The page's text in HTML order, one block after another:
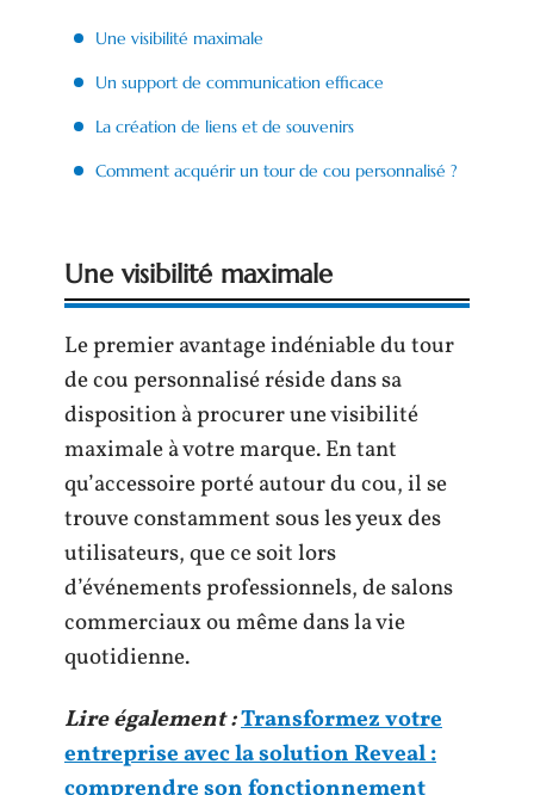
Une visibilité maximale
Un support de communication efficace
La création de liens et de souvenirs
Comment acquérir un tour de cou personnalisé ?
Une visibilité maximale
Le premier avantage indéniable du tour
de cou personnalisé réside dans sa
disposition à procurer une visibilité
maximale à votre marque. En tant
qu’accessoire porté autour du cou, il se
trouve constamment sous les yeux des
utilisateurs, que ce soit lors
d’événements professionnels, de salons
commerciaux ou même dans la vie
quotidienne.
Lire également :Transformez votre
entreprise avec la solution Reveal :
comprendre son fonctionnement